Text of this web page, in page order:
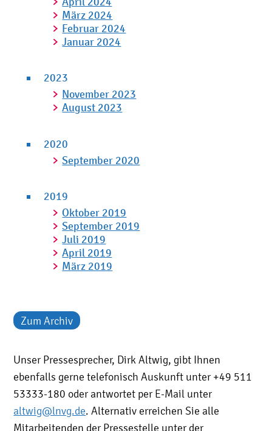
März 2024
Februar 2024
Januar 2024
2023
November 2023
August 2023
2020
September 2020
2019
Oktober 2019
September 2019
Juli 2019
April 2019
März 2019
Zum Archiv
Unser Pressesprecher, Dirk Altwig, gibt Ihnen
ebenfalls gerne telefonisch Auskunft unter +49 511
53333-180 oder antwortet per E-Mail unter
altwig@lnvg.de. Alternativ erreichen Sie alle
Mitarbeitenden der Pressestelle unter der